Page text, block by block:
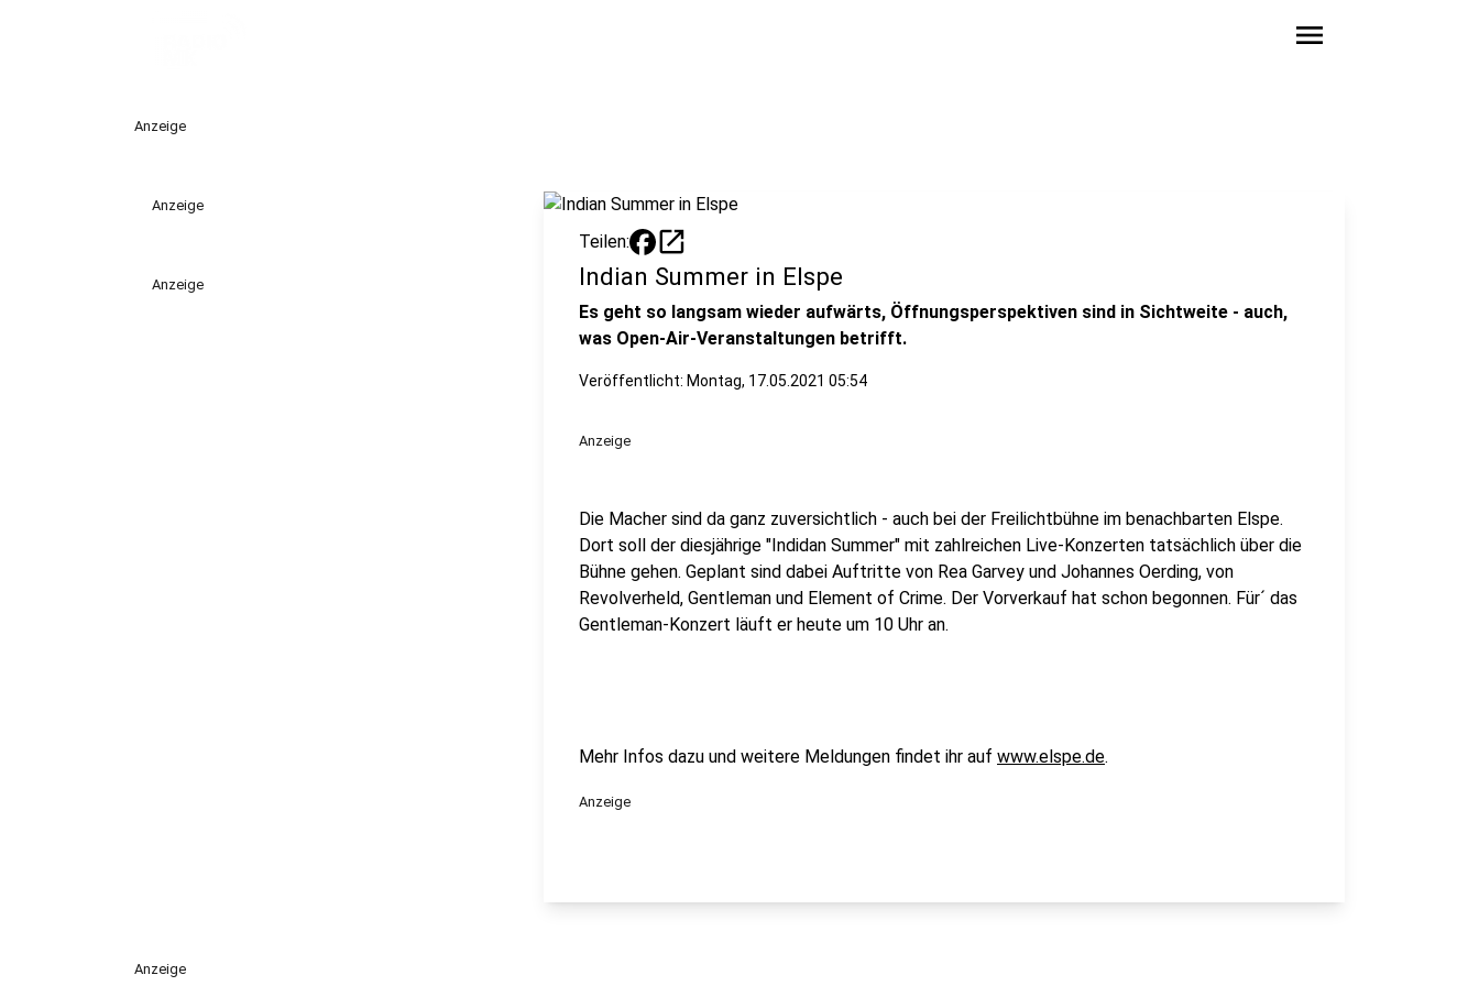
menu
Anzeige
Anzeige
Anzeige
Teilen: open_in_new
Indian Summer in Elspe
Es geht so langsam wieder aufwärts, Öffnungsperspektiven sind in Sichtweite - auch,
was Open-Air-Veranstaltungen betrifft.
Veröffentlicht: Montag, 17.05.2021 05:54
Anzeige
Die Macher sind da ganz zuversichtlich - auch bei der Freilichtbühne im benachbarten Elspe.
Dort soll der diesjährige "Indidan Summer" mit zahlreichen Live-Konzerten tatsächlich über die
Bühne gehen. Geplant sind dabei Auftritte von Rea Garvey und Johannes Oerding, von
Revolverheld, Gentleman und Element of Crime. Der Vorverkauf hat schon begonnen. Für´ das
Gentleman-Konzert läuft er heute um 10 Uhr an.
Mehr Infos dazu und weitere Meldungen findet ihr auf www.elspe.de.
Anzeige
Anzeige